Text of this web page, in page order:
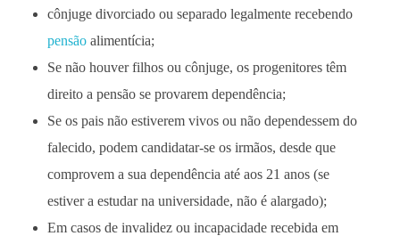
cônjuge divorciado ou separado legalmente recebendo
pensãoalimentícia;
Se não houver filhos ou cônjuge, os progenitores têm
direito a pensão se provarem dependência;
Se os pais não estiverem vivos ou não dependessem do
falecido, podem candidatar-se os irmãos, desde que
comprovem a sua dependência até aos 21 anos (se
estiver a estudar na universidade, não é alargado);
Em casos de invalidez ou incapacidade recebida em